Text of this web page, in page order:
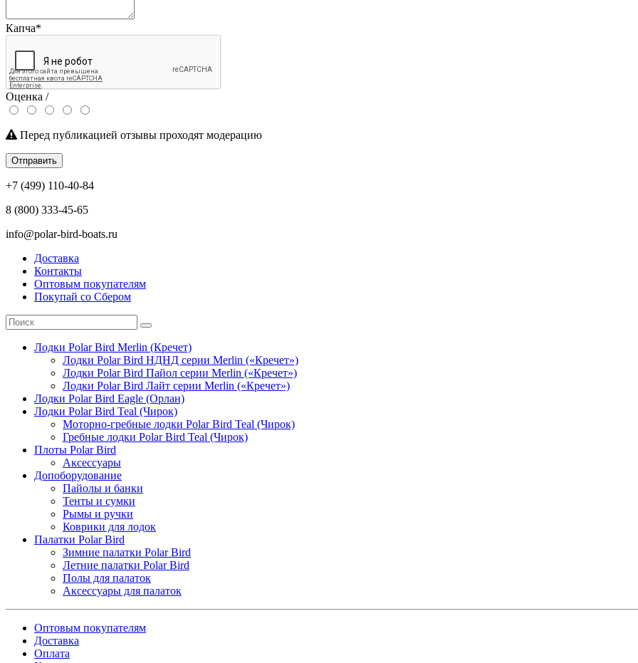
Капча*
Оценка /
Перед публикацией отзывы проходят модерацию
Отправить
+7 (499) 110-40-84
8 (800) 333-45-65
info@polar-bird-boats.ru
Доставка
Контакты
Оптовым покупателям
Покупай со Сбером
Лодки Polar Bird Merlin (Кречет)
Лодки Polar Bird НДНД серии Merlin («Кречет»)
Лодки Polar Bird Пайол серии Merlin («Кречет»)
Лодки Polar Bird Лайт серии Merlin («Кречет»)
Лодки Polar Bird Eagle (Орлан)
Лодки Polar Bird Teal (Чирок)
Моторно-гребные лодки Polar Bird Teal (Чирок)
Гребные лодки Polar Bird Teal (Чирок)
Плоты Polar Bird
Аксессуары
Допоборудование
Пайолы и банки
Тенты и сумки
Рымы и ручки
Коврики для лодок
Палатки Polar Bird
Зимние палатки Polar Bird
Летние палатки Polar Bird
Полы для палаток
Аксессуары для палаток
Оптовым покупателям
Доставка
Оплата